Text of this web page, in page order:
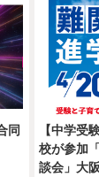
同
【中学受
校が参加
談会」大